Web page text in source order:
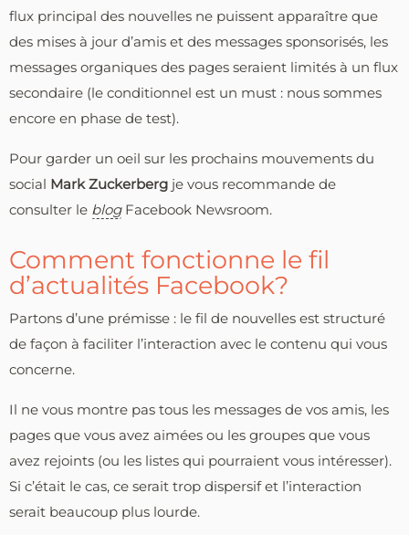
flux principal des nouvelles ne puissent apparaître que
des mises à jour d’amis et des messages sponsorisés, les
messages organiques des pages seraient limités à un flux
secondaire (le conditionnel est un must : nous sommes
encore en phase de test).
Pour garder un oeil sur les prochains mouvements du
social Mark Zuckerberg je vous recommande de
consulter le blogFacebook Newsroom.
Comment fonctionne le fil
d’actualités Facebook?
Partons d’une prémisse : le fil de nouvelles est structuré
de façon à faciliter l’interaction avec le contenu qui vous
concerne.
Il ne vous montre pas tous les messages de vos amis, les
pages que vous avez aimées ou les groupes que vous
avez rejoints (ou les listes qui pourraient vous intéresser).
Si c’était le cas, ce serait trop dispersif et l’interaction
serait beaucoup plus lourde.